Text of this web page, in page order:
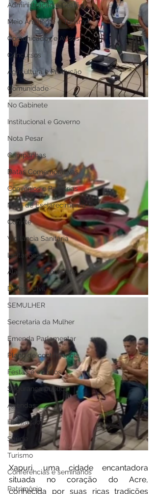
Administração e Gestão
Meio Ambiente e Turismo
Comunicados e Avisos
Concursos
Agricultura e Produção
Comunidade
No Gabinete
Institucional e Governo
Nota Pesar
Campanhas
Datas Comemorativas
Convênios e Parcerias
Nota de Esclarecimento
Convite
Vigilância Sanitária
Licitações
Alagação e Enchente
Defesa Civil
SEMULHER
Secretaria da Mulher
Emenda Parlamentar
Plano de contingência
Festas e eventos
Segurança pública
Agendas
Habitação
Saúde
Turismo
Conferências e seminários
Patrimônio
Xapuri, uma cidade encantadora
situada no coração do Acre,
conhecida por suas ricas tradições